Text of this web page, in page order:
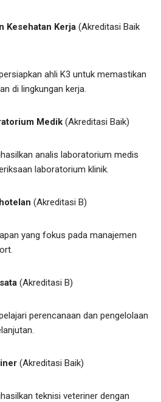
Kesehatan Kerja (Akreditasi Baik
ahli K3 untuk memastikan
di lingkungan kerja.
Medik (Akreditasi Baik)
analis laboratorium medis
laboratorium klinik.
(Akreditasi B)
yang fokus pada manajemen
(Akreditasi B)
perencanaan dan pengelolaan
(Akreditasi Baik)
teknisi veteriner dengan